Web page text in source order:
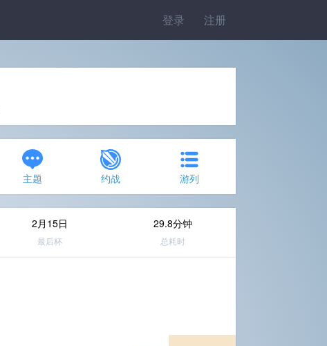
登录 注册
主题 约战 游列
2月15日
最后杯
29.8分钟
总耗时